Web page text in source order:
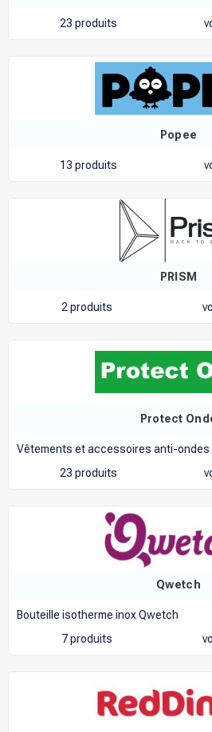
23 produits
Popee
13 produits
PRISM
2 produits
Protect
Vêtements et accessoires anti-ondes
23 produits
Qwetch
Bouteille isotherme inox Qwetch
7 produits